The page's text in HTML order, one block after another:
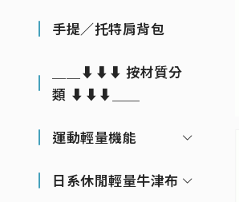
手提／托特肩背包
＿＿⬇⬇⬇ 按材質分
類 ⬇⬇⬇＿＿
運動輕量機能
日系休閒輕量牛津布